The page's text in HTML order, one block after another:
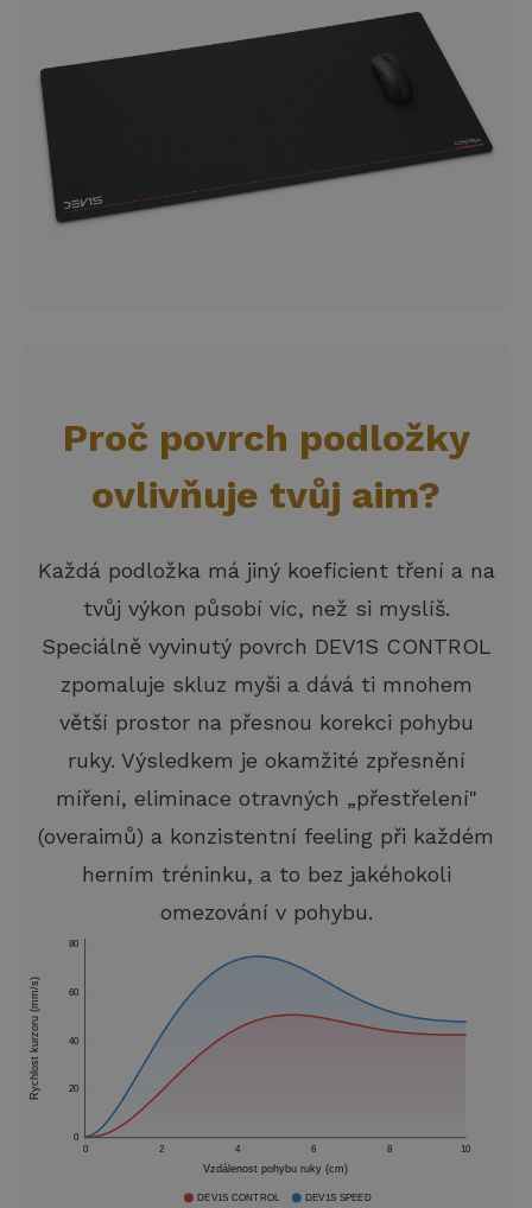
Proč povrch podložky
ovlivňuje tvůj aim?
Každá podložka má jiný koeficient tření a na
tvůj výkon působí víc, než si myslíš.
Speciálně vyvinutý povrch DEV1S CONTROL
zpomaluje skluz myši a dává ti mnohem
větší prostor na přesnou korekci pohybu
ruky. Výsledkem je okamžité zpřesnění
míření, eliminace otravných „přestřelení"
(overaimů) a konzistentní feeling při každém
herním tréninku, a to bez jakéhokoli
omezování v pohybu.